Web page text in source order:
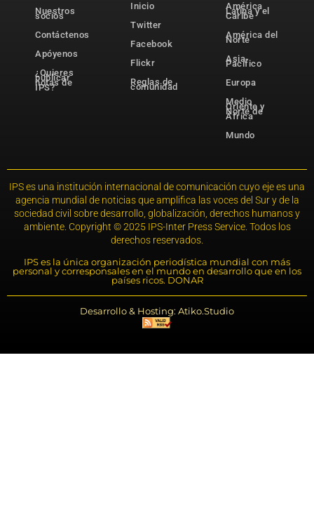
Nuestros
socios
Contáctenos
Apóyenos
¿Quieres
publicar
notas de
IPS?
Inicio
Twitter
Facebook
Flickr
Reglas de
comunidad
América
Latina y el
Caribe
América del
Norte
Asia-
Pacífico
Europa
Medio
Oriente y
Norte de
África
Mundo
IPS es una institución internacional de comunicación cuyo eje es una
agencia mundial de noticias que amplifica las voces del Sur y de la
sociedad civil sobre desarrollo, globalización, derechos humanos y
ambiente. Copyright © 2025 IPS-Inter Press Service. Todos los
derechos reservados.
IPS es la única organización periodística mundial con más
personal y corresponsales en el mundo en desarrollo que en los
países ricos. DONAR
Desarrollo & Hosting: Atiko.Studio